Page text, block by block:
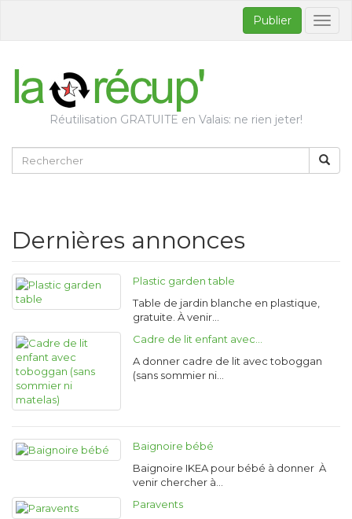
Publier
Réutilisation GRATUITE en Valais: ne rien jeter!
Dernières annonces
Plastic garden table
Table de jardin blanche en plastique,
gratuite. À venir…
Cadre de lit enfant avec…
A donner cadre de lit avec toboggan
(sans sommier ni…
Baignoire bébé
Baignoire IKEA pour bébé à donner À
venir chercher à…
Paravents